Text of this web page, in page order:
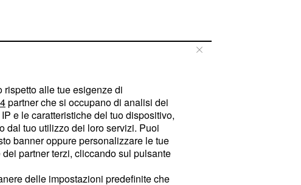
alle tue esigenze di
partner che si occupano di analisi dei
e le caratteristiche del tuo dispositivo,
dal tuo utilizzo dei loro servizi. Puoi
banner oppure personalizzare le tue
partner terzi, cliccando sul pulsante
delle impostazioni predefinite che